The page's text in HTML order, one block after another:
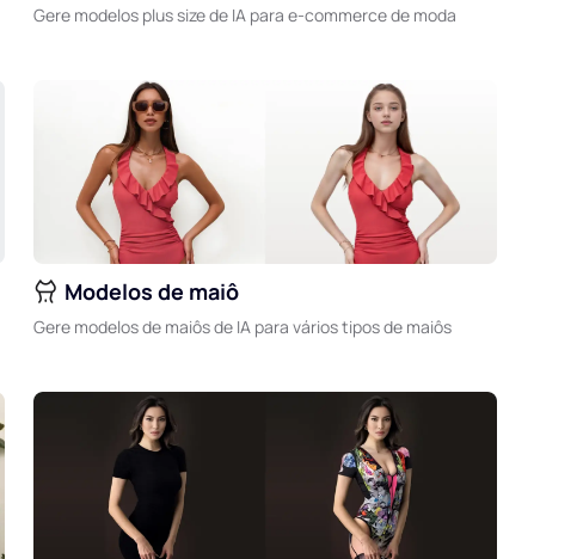
Gere modelos plus size de IA para e-commerce de moda
Modelos de maiô
Gere modelos de maiôs de IA para vários tipos de maiôs